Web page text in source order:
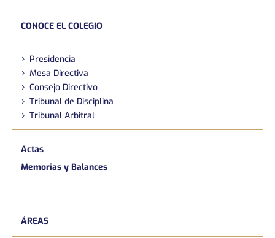
CONOCE EL COLEGIO
Presidencia
Mesa Directiva
Consejo Directivo
Tribunal de Disciplina
Tribunal Arbitral
Actas
Memorias y Balances
ÁREAS